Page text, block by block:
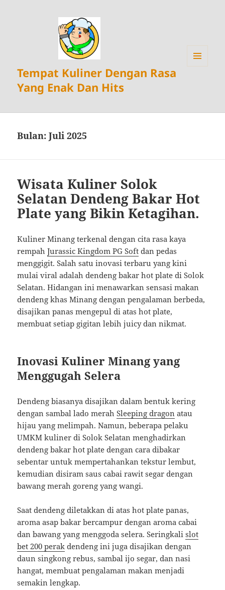
Tempat Kuliner Dengan Rasa
Yang Enak Dan Hits
Bulan:Juli 2025
Wisata Kuliner Solok
Selatan Dendeng Bakar Hot
Plate yang Bikin Ketagihan.
Kuliner Minang terkenal dengan cita rasa kaya
rempahJurassic Kingdom PG Soft dan pedas
menggigit. Salah satu inovasi terbaru yang kini
mulai viral adalah dendeng bakar hot plate di Solok
Selatan. Hidangan ini menawarkan sensasi makan
dendeng khas Minang dengan pengalaman berbeda,
disajikan panas mengepul di atas hot plate,
membuat setiap gigitan lebih juicy dan nikmat.
Inovasi Kuliner Minang yang
Menggugah Selera
Dendeng biasanya disajikan dalam bentuk kering
dengan sambal lado merahSleeping dragon atau
hijau yang melimpah. Namun, beberapa pelaku
UMKM kuliner di Solok Selatan menghadirkan
dendeng bakar hot plate dengan cara dibakar
sebentar untuk mempertahankan tekstur lembut,
kemudian disiram saus cabai rawit segar dengan
bawang merah goreng yang wangi.
Saat dendeng diletakkan di atas hot plate panas,
aroma asap bakar bercampur dengan aroma cabai
dan bawang yang menggoda selera. Seringkalislot
bet 200 perak dendeng ini juga disajikan dengan
daun singkong rebus, sambal ijo segar, dan nasi
hangat, membuat pengalaman makan menjadi
semakin lengkap.